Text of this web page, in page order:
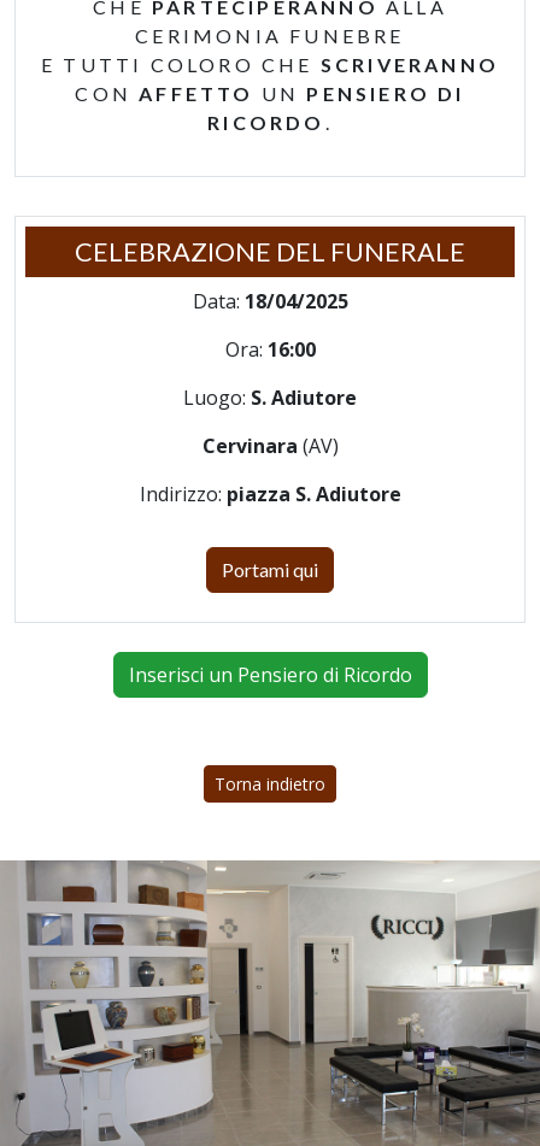
CHE PARTECIPERANNO ALLA
CERIMONIA FUNEBRE
E TUTTI COLORO CHE SCRIVERANNO
CONAFFETTO UN PENSIERO DI
RICORDO .
CELEBRAZIONE DEL FUNERALE
Data: 18/04/2025
Ora: 16:00
Luogo: S. Adiutore
Cervinara (AV)
Indirizzo: piazza S. Adiutore
Portami qui
Inserisci un Pensiero di Ricordo
Torna indietro